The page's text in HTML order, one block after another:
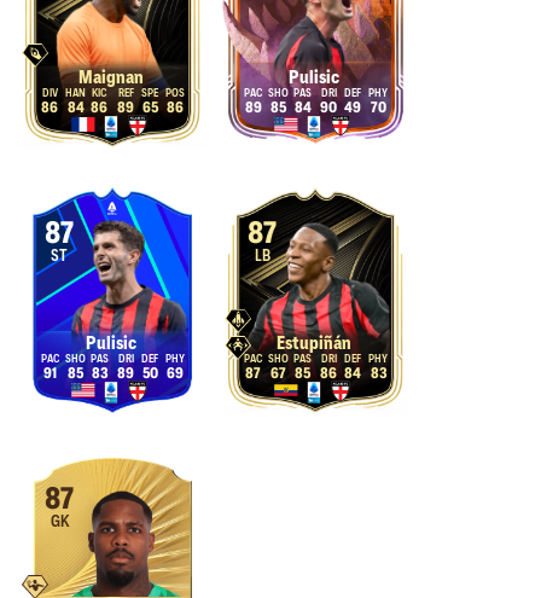
Maignan
86 84 86 89 65 86
Pulisic
89 85 84 90 49 70
87
ST
Pulisic
91 85 83 89 50 69
87
LB
Estupiñán
87 67 85 86 84 83
87
GK